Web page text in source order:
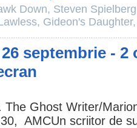
Down, Steven Spielberg
, Gideon's Daughter
septembrie -
The Ghost Writer/
AMCUn scriitor de